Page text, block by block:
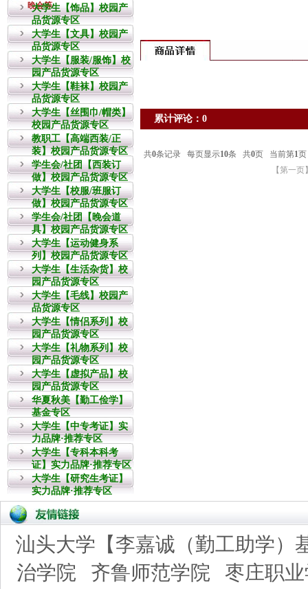
晚会等
大学生【饰品】校园产
品货源专区
大学生【文具】校园产
品货源专区
大学生【服装/服饰】校
园产品货源专区
大学生【鞋袜】校园产
品货源专区
大学生【丝围巾/帽类】
校园产品货源专区
教职工【高端西装/正
装】校园产品货源专区
学生会/社团【西装订
做】校园产品货源专区
大学生【校服/班服订
做】校园产品货源专区
学生会/社团【晚会道
具】校园产品货源专区
大学生【运动健身系
列】校园产品货源专区
大学生【生活杂货】校
园产品货源专区
大学生【毛线】校园产
品货源专区
大学生【情侣系列】校
园产品货源专区
大学生【礼物系列】校
园产品货源专区
大学生【虚拟产品】校
园产品货源专区
华夏秋美【勤工俭学】
基金专区
大学生【中专考证】实
力品牌·推荐专区
大学生【专科本科考
证】实力品牌·推荐专区
大学生【研究生考证】
实力品牌·推荐专区
累计评论：0
汕头大学【李嘉诚（勤工助学）
治学院
齐鲁师范学院
枣庄职